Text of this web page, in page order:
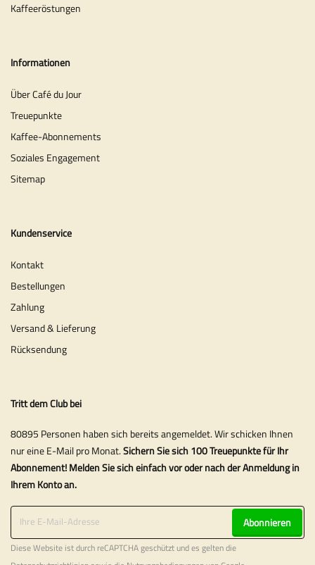
Kaffeeröstungen
Informationen
Über Café du Jour
Treuepunkte
Kaffee-Abonnements
Soziales Engagement
Sitemap
Kundenservice
Kontakt
Bestellungen
Zahlung
Versand & Lieferung
Rücksendung
Tritt dem Club bei
80895 Personen haben sich bereits angemeldet. Wir schicken Ihnen
nur eine E-Mail pro Monat.Sichern Sie sich 100 Treuepunkte für Ihr
Abonnement! Melden Sie sich einfach vor oder nach der Anmeldung in
Ihrem Konto an.
Abonnieren
Diese Website ist durch reCAPTCHA geschützt und es gelten die